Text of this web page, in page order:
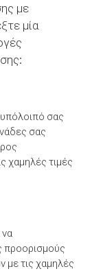
με
μία
σας
σας
χαμηλές τιμές
προορισμούς
με τις χαμηλές